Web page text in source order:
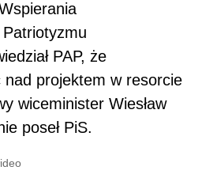
PAP, że
nad projektem w resorcie
wiceminister Wiesław
poseł PiS.